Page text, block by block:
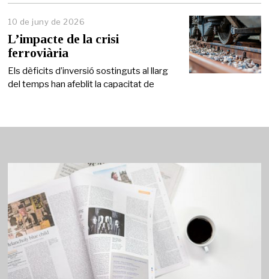
2
6
10 de juny de 2026
L’impacte de la crisi
ferroviària
Els dèficits d’inversió sostinguts al llarg
del temps han afeblit la capacitat de